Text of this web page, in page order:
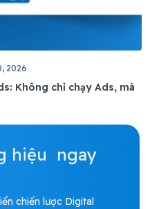
2026
Không chỉ chạy Ads, mà
hiệu ngay
chiến lược Digital